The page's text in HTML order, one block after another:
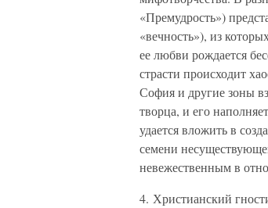
«Премудрость»)
«вечность»), из
ее любви рождается
страсти происходит
София и другие зоны
творца, и его
удается вложить в
семени
невежественным в
4. Христианский